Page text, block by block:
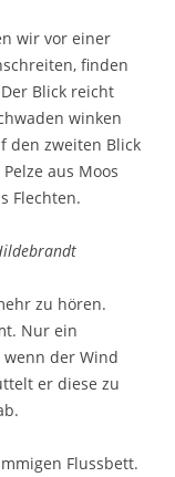
wir vor einer
finden
Blick reicht
winken
den zweiten Blick
aus Moos
Flechten.
zu hören.
Nur ein
der Wind
er diese zu
Flussbett.